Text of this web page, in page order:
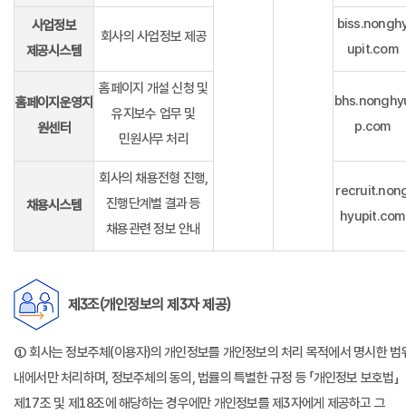
사업정보
제공시스템
회사의 사업정보 제공
upit.com
홈페이지운영지
원센터
홈페이지 개설 신청 및
유지보수 업무 및
민원사무 처리
p.com
채용시스템
회사의 채용전형 진행,
진행단계별 결과 등
채용관련 정보 안내
hyupit.com
제3조(개인정보의 제3자 제공)
① 회사는 정보주체(이용자)의 개인정보를 개인정보의 처리 목적에서 명시한 범
내에서만 처리하며, 정보주체의 동의, 법률의 특별한 규정 등 「개인정보 보호법」
제17조 및 제18조에 해당하는 경우에만 개인정보를 제3자에게 제공하고 그